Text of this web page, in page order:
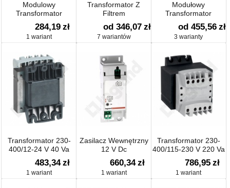
Modulowy
Transformator
Bezpieczeństwa Tr316
12/24 16va
284,19 zł
1 wariant
Transformator Z
Filtrem
od 346,07 zł
7 wariantów
Modułowy
Transformator
Bezpieczeństwa
od 455,56 zł
3 warianty
Transformator 230-
400/12-24 V 40 Va
483,34 zł
1 wariant
Zasilacz Wewnętrzny
12 V Dc
660,34 zł
1 wariant
Transformator 230-
400/115-230 V 220 Va
786,95 zł
1 wariant